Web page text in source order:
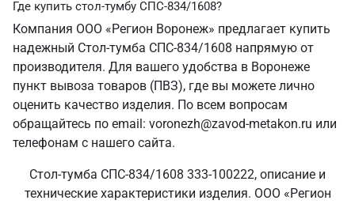
Где купить стол-тумбу СПС-834/1608?
Компания ООО «Регион Воронеж» предлагает купить
надежный Стол-тумба СПС-834/1608 напрямую от
производителя. Для вашего удобства в Воронеже
пункт вывоза товаров (ПВЗ), где вы можете лично
оценить качество изделия. По всем вопросам
обращайтесь по email: voronezh@zavod-metakon.ru или
телефонам с нашего сайта.
Стол-тумба СПС-834/1608 333-100222, описание и
технические характеристики изделия. ООО «Регион